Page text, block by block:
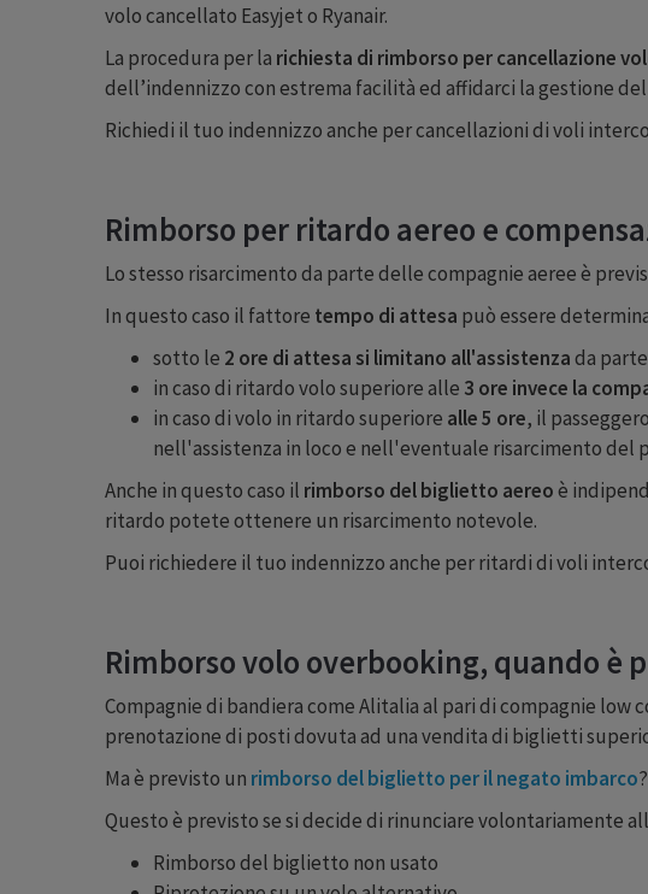
volo cancellato Easyjet o Ryanair.
La procedura per la richiesta di rimborso per cancellazione
dell’indennizzo con estrema facilità ed affidarci la gestione
Richiedi il tuo indennizzo anche per cancellazioni di voli
Rimborso per ritardo aereo e
Lo stesso risarcimento da parte delle compagnie aeree è
In questo caso il fattore tempo di attesa può essere
sotto le 2 ore di attesa si limitano all'assistenzada
in caso di ritardo volo superiore alle 3 ore invece la
in caso di volo in ritardo superiore alle 5 ore, il
nell'assistenza in loco e nell'eventuale risarcimento
Anche in questo caso il rimborso del biglietto aereoè
ritardo potete ottenere un risarcimento notevole.
Puoi richiedere il tuo indennizzo anche per ritardi di voli
Rimborso volo overbooking, quando è
Compagnie di bandiera come Alitalia al pari di compagnie low
prenotazione di posti dovuta ad una vendita di biglietti
Ma è previsto un rimborso del biglietto per il negato imbarco?
Questo è previsto se si decide di rinunciare volontariamente
Rimborso del biglietto non usato